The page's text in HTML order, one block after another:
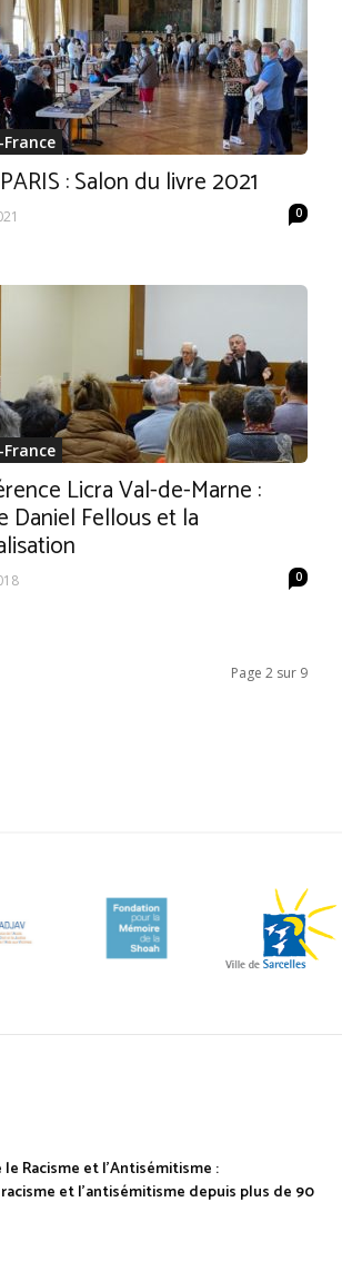
: Salon du livre 2021
0
Licra Val-de-Marne :
Daniel Fellous et la
0
Page 2 sur 9
Racisme et l'Antisémitisme :
et l'antisémitisme depuis plus de 90